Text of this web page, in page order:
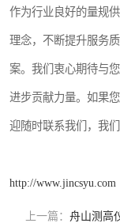
作为行业良好的量规
理念，不断提升服务
案。我们衷心期待与
进步贡献力量。如果
迎随时联系我们，我
http://www.jincsyu.com
上一篇： 舟山测高